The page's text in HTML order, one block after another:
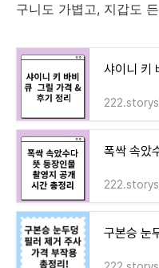
구니도 가볍고, 지갑도